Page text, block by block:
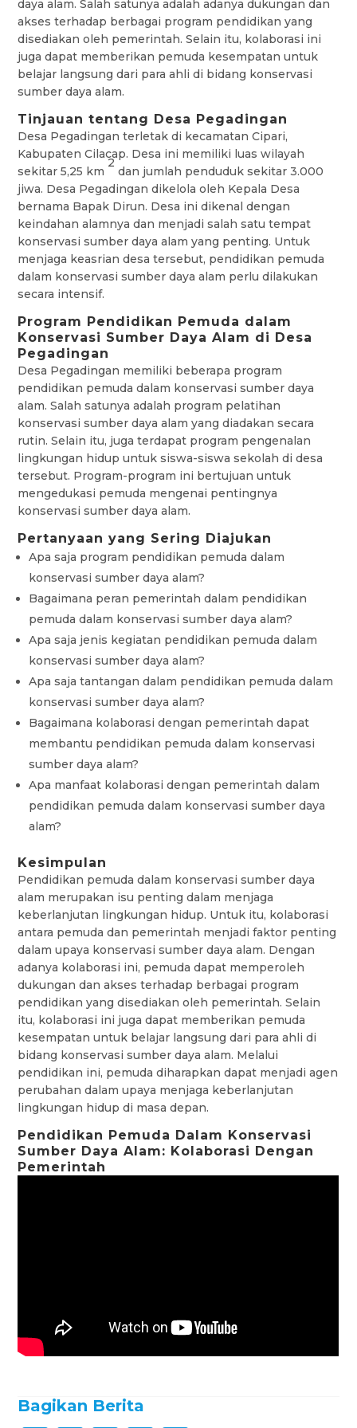
daya alam. Salah satunya adalah adanya dukungan dan
akses terhadap berbagai program pendidikan yang
disediakan oleh pemerintah. Selain itu, kolaborasi ini
juga dapat memberikan pemuda kesempatan untuk
belajar langsung dari para ahli di bidang konservasi
sumber daya alam.
Tinjauan tentang Desa Pegadingan
Desa Pegadingan terletak di kecamatan Cipari,
Kabupaten Cilacap. Desa ini memiliki luas wilayah
sekitar 5,25 km
2
dan jumlah penduduk sekitar 3.000
jiwa. Desa Pegadingan dikelola oleh Kepala Desa
bernama Bapak Dirun. Desa ini dikenal dengan
keindahan alamnya dan menjadi salah satu tempat
konservasi sumber daya alam yang penting. Untuk
menjaga keasrian desa tersebut, pendidikan pemuda
dalam konservasi sumber daya alam perlu dilakukan
secara intensif.
Program Pendidikan Pemuda dalam
Konservasi Sumber Daya Alam di Desa
Pegadingan
Desa Pegadingan memiliki beberapa program
pendidikan pemuda dalam konservasi sumber daya
alam. Salah satunya adalah program pelatihan
konservasi sumber daya alam yang diadakan secara
rutin. Selain itu, juga terdapat program pengenalan
lingkungan hidup untuk siswa-siswa sekolah di desa
tersebut. Program-program ini bertujuan untuk
mengedukasi pemuda mengenai pentingnya
konservasi sumber daya alam.
Pertanyaan yang Sering Diajukan
Apa saja program pendidikan pemuda dalam
konservasi sumber daya alam?
Bagaimana peran pemerintah dalam pendidikan
pemuda dalam konservasi sumber daya alam?
Apa saja jenis kegiatan pendidikan pemuda dalam
konservasi sumber daya alam?
Apa saja tantangan dalam pendidikan pemuda dalam
konservasi sumber daya alam?
Bagaimana kolaborasi dengan pemerintah dapat
membantu pendidikan pemuda dalam konservasi
sumber daya alam?
Apa manfaat kolaborasi dengan pemerintah dalam
pendidikan pemuda dalam konservasi sumber daya
alam?
Kesimpulan
Pendidikan pemuda dalam konservasi sumber daya
alam merupakan isu penting dalam menjaga
keberlanjutan lingkungan hidup. Untuk itu, kolaborasi
antara pemuda dan pemerintah menjadi faktor penting
dalam upaya konservasi sumber daya alam. Dengan
adanya kolaborasi ini, pemuda dapat memperoleh
dukungan dan akses terhadap berbagai program
pendidikan yang disediakan oleh pemerintah. Selain
itu, kolaborasi ini juga dapat memberikan pemuda
kesempatan untuk belajar langsung dari para ahli di
bidang konservasi sumber daya alam. Melalui
pendidikan ini, pemuda diharapkan dapat menjadi agen
perubahan dalam upaya menjaga keberlanjutan
lingkungan hidup di masa depan.
Pendidikan Pemuda Dalam Konservasi
Sumber Daya Alam: Kolaborasi Dengan
Pemerintah
Bagikan Berita